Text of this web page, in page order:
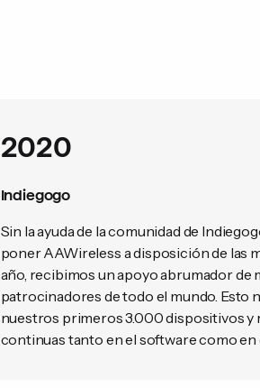
2020
Indiegogo
Sin la ayuda de la comunidad de
poner AAWireless a disposición de las
año, recibimos un apoyo abrumador de
patrocinadores de todo el mundo. Esto
nuestros primeros 3.000 dispositivos y
continuas tanto en el software como en